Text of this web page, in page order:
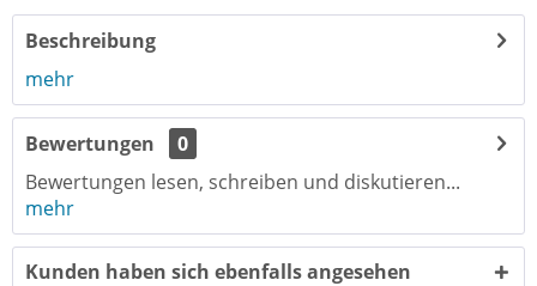
Beschreibung
mehr
Bewertungen
0
Bewertungen lesen, schreiben und diskutieren...
mehr
Kunden haben sich ebenfalls angesehen